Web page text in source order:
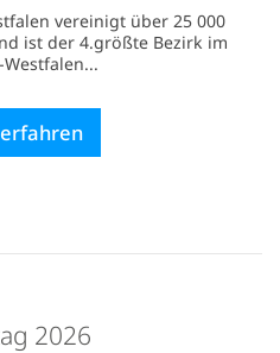
vereinigt über 25 000
ist der 4.größte Bezirk im
2026